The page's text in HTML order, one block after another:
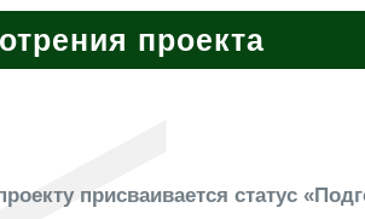
проекта
присваивается статус